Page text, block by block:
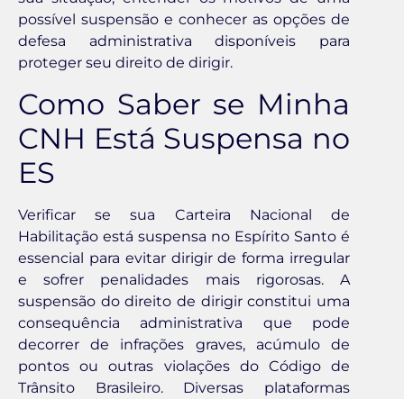
possível suspensão e conhecer as opções de
defesa administrativa disponíveis para
proteger seu direito de dirigir.
Como Saber se Minha
CNH Está Suspensa no
ES
Verificar se sua Carteira Nacional de
Habilitação está suspensa no Espírito Santo é
essencial para evitar dirigir de forma irregular
e sofrer penalidades mais rigorosas. A
suspensão do direito de dirigir constitui uma
consequência administrativa que pode
decorrer de infrações graves, acúmulo de
pontos ou outras violações do Código de
Trânsito Brasileiro. Diversas plataformas